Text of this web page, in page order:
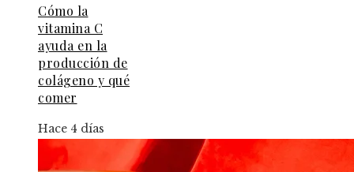
Cómo la
vitamina C
ayuda en la
producción de
colágeno y qué
comer
Hace 4 días